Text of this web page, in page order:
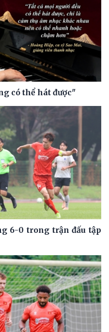
có thể hát được"
6-0 trong trận đấu tập